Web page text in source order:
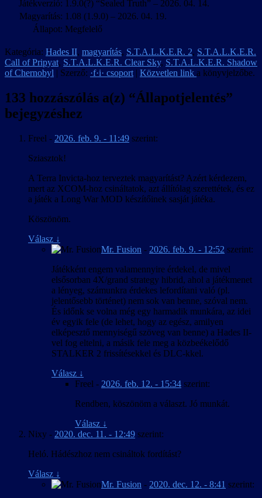
Játékverzió: 1.9.0(?) “Sealed Truth” – 2026. 04. 14.
Magyarítás: 1.08 (1.9.0) – 2026. 04. 19.
Állapot: Megfelelő
Kategória: Hades II, magyarítás, S.T.A.L.K.E.R. 2, S.T.A.L.K.E.R.
Call of Pripyat, S.T.A.L.K.E.R. Clear Sky, S.T.A.L.K.E.R. Shadow
of Chernobyl | Szerző: ·f·i· csoport | Közvetlen link a könyvjelzőbe.
133 hozzászólás a(z) “Állapotjelentés”
bejegyzéshez
Freel - 2026. feb. 9. - 11:49 szerint:
Sziasztok!
A Terra Invicta-hoz terveztek magyarítást? Azért kérdezem,
mert az XCOM-hoz csináltatok, azt állítólag szerettétek, és ez
a játék a Long War MOD készítőinek sasját játéka.
Köszönöm.
Válasz ↓
Mr. Fusion - 2026. feb. 9. - 12:52 szerint:
Játékként engem valamennyire érdekel, de mivel
elsősorban 4X/grand strategy hibrid, ahol a játékmenet
a lényeg, számunkra érdekes lefordítani való (pl.
jelentősebb történet) nem sok van benne, szóval nem.
És időnk se volna még egy harmadik munkára, az idei
év egyik fele (de lehet, hogy az egész, amilyen
elképesztő mennyiségű szöveg van benne) a Hades II-
vel fog eltelni, a másik fele meg a közbeékelődő
STALKER 2 frissítésekkel és DLC-kkel.
Válasz ↓
Freel - 2026. feb. 12. - 15:34 szerint:
Rendben, köszönöm a választ. Jó munkát.
Válasz ↓
Nixy - 2020. dec. 11. - 12:49 szerint:
Heló. Hádészhoz nem csináltok fordítást?
Válasz ↓
Mr. Fusion - 2020. dec. 12. - 8:41 szerint: